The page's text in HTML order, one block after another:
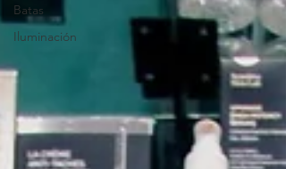
Batas
Iluminación